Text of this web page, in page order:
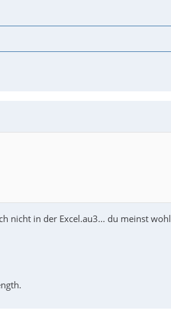
nicht in der Excel.au3... du meinst wohl